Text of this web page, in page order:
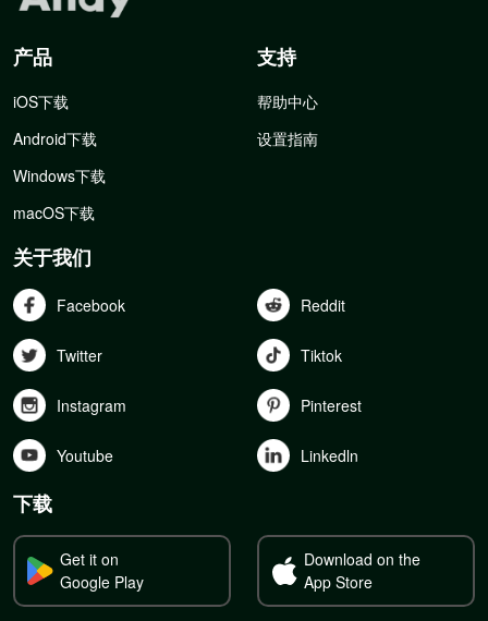
产品
iOS下载
Android下载
Windows下载
macOS下载
支持
帮助中心
设置指南
关于我们
Facebook Reddit
Twitter Tiktok
Instagram Pinterest
Youtube Linkedln
下载
Get it on
Google Play
Download on the
App Store